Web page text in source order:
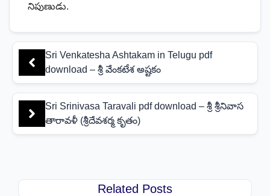
నిపుణుడు.
Sri Venkatesha Ashtakam in Telugu pdf
download – శ్రీ వేంకటేశ అష్టకం
Sri Srinivasa Taravali pdf download – శ్రీ శ్రీనివాస
తారావళీ (శ్రీదేవశర్మ కృతం)
Related Posts